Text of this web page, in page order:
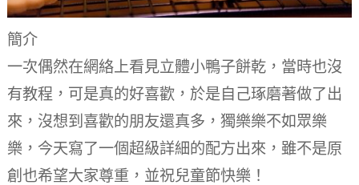
簡介
一次偶然在網絡上看見立體小鴨子餅乾，當時也沒
有教程，可是真的好喜歡，於是自己琢磨著做了出
來，沒想到喜歡的朋友還真多，獨樂樂不如眾樂
樂，今天寫了一個超級詳細的配方出來，雖不是原
創也希望大家尊重，並祝兒童節快樂！